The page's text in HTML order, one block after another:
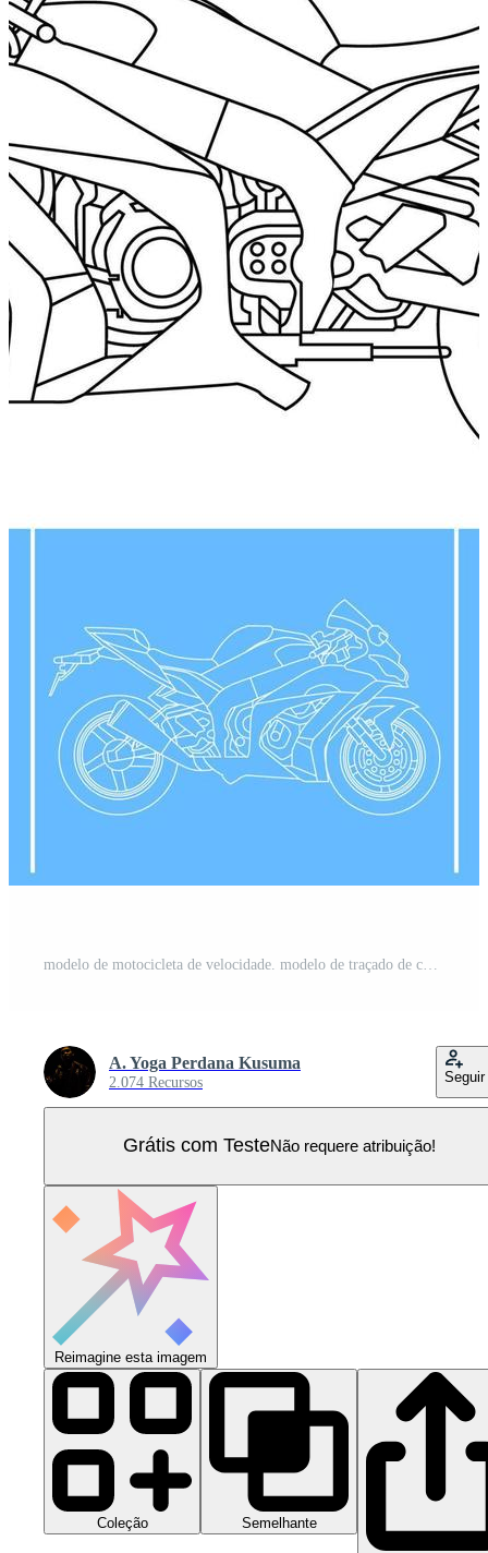
A. Yoga Perdana Kusuma
2.074 Recursos Seguir
Grátis com TesteNão requere atribuição!
Reimagine esta imagem
Coleção Semelhante